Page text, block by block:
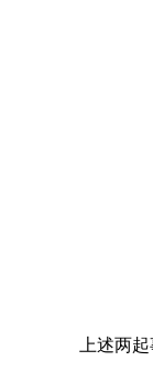
上述两起事件，